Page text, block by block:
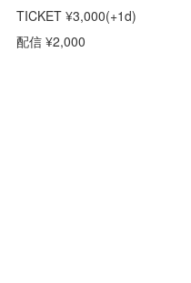
TICKET ¥3,000(+1d)
配信 ¥2,000